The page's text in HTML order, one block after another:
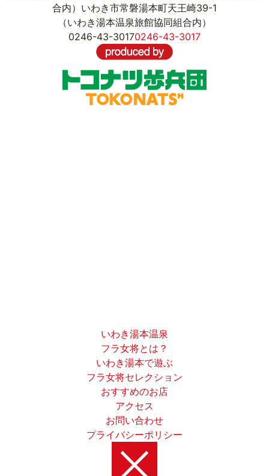
合内） いわき市常磐湯本町天王崎39-1
（いわき湯本温泉旅館協同組合内）
0246-43-30170246-43-3017
いわき湯本温泉
フラ女将とは？
いわき湯本で遊ぶ
フラ女将セレクション
おすすめのお店
アクセス
お問い合わせ
プライバシーポリシー